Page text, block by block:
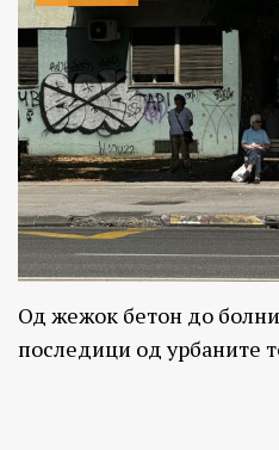
Од жежок бетон до
последици од урбаните